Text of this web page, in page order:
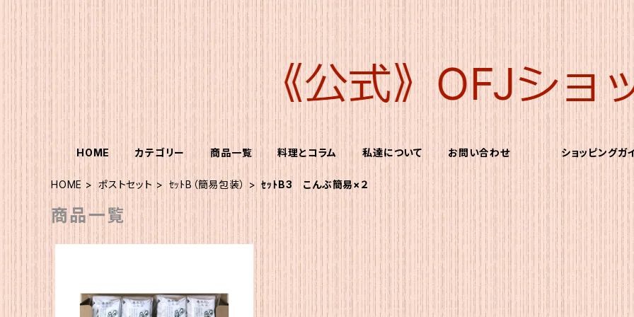
HOME カテゴリー 商品一覧 料理とコラム 私達について お問い合わせ ショッピングガ
HOME ポストセット ｾｯﾄB（簡易包装） ｾｯﾄB3 こんぶ簡易×２
商品一覧